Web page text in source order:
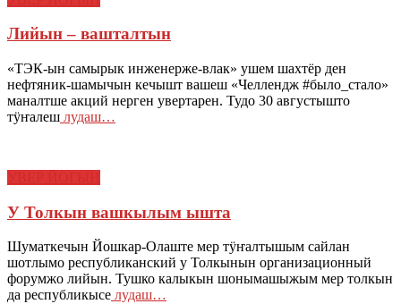
Лийын – вашталтын
«ТЭК-ын самырык инженерже-влак» ушем шахтёр ден
нефтяник-шамычын кечышт вашеш «Челлендж #было_стало»
маналтше акций нерген увертарен. Тудо 30 августышто
тӱҥалеш лудаш…
У Толкын вашкылым ышта
Шуматкечын Йошкар-Олаште мер тӱҥалтышым сайлан
шотлымо республиканский у Толкынын организационный
форумжо лийын. Тушко калыкын шонымашыжым мер толкын
да республикысе лудаш…